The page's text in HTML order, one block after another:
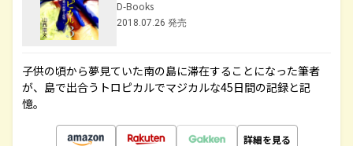
D-Books
2018.07.26 発売
子供の頃から夢見ていた南の島に滞在することになった筆者
が、島で出合うトロピカルでマジカルな45日間の記録と記
憶。
詳細を見る